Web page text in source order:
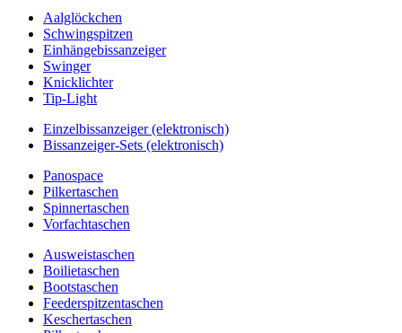
Aalglöckchen
Schwingspitzen
Einhängebissanzeiger
Swinger
Knicklichter
Tip-Light
Einzelbissanzeiger (elektronisch)
Bissanzeiger-Sets (elektronisch)
Panospace
Pilkertaschen
Spinnertaschen
Vorfachtaschen
Ausweistaschen
Boilietaschen
Bootstaschen
Feederspitzentaschen
Keschertaschen